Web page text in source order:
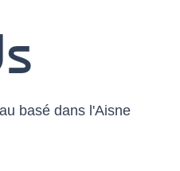
basé dans l'Aisne